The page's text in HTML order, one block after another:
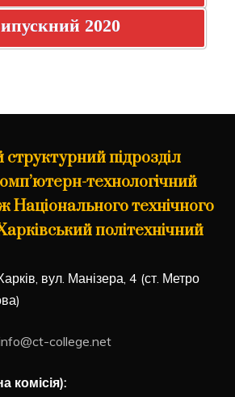
2020
підрозділ
технологічний
Національного технічного
політехнічний
вул. Манізера, 4 (ст. Метро
college.net
комісія):